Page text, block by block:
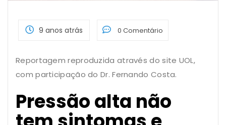
9 anos atrás 0 Comentário
Reportagem reproduzida através do site UOL,
com participação do Dr. Fernando Costa.
Pressão alta não